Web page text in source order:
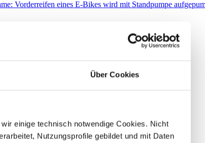
Über Cookies
einige technisch notwendige Cookies. Nicht
Nutzungsprofile gebildet und mit Daten